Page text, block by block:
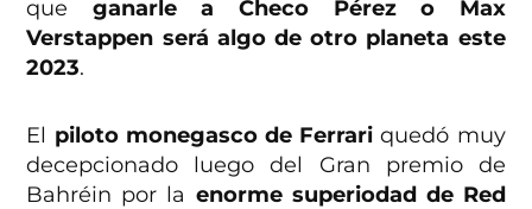
que ganarle a Checo Pérez o Max
Verstappen será algo de otro planeta este
2023.
El piloto monegasco de Ferrari quedó muy
decepcionado luego del Gran premio de
Bahréin por la enorme superiodad de Red